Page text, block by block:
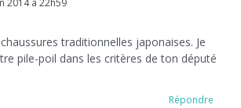
2014 à 22h59
traditionnelles japonaises. Je
pile-poil dans les critères de ton député
Répondre